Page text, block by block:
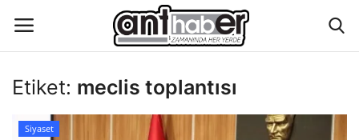
Etiket: meclis toplantısı
Siyaset